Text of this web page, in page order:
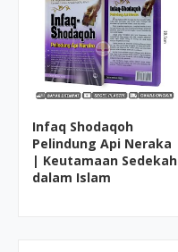
Infaq Shodaqoh
Pelindung Api Neraka
| Keutamaan Sedekah
dalam Islam